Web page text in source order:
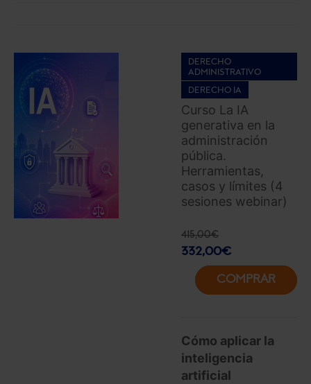
DERECHO
ADMINISTRATIVO
DERECHO IA
Curso La IA
generativa en la
administración
pública.
Herramientas,
casos y límites (4
sesiones webinar)
415,00€
332,00€
COMPRAR
Cómo aplicar la
inteligencia
artificial